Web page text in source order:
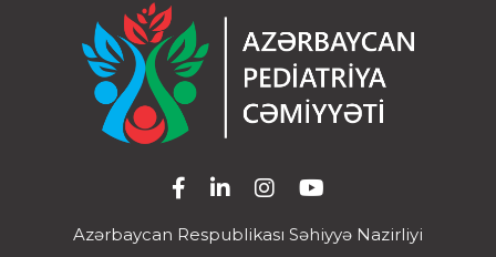
Azərbaycan Respublikası Səhiyyə Nazirliyi